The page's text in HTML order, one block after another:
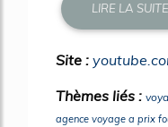
LIRE LA SUITE
Site :
Thèmes liés :
agence voyage a prix